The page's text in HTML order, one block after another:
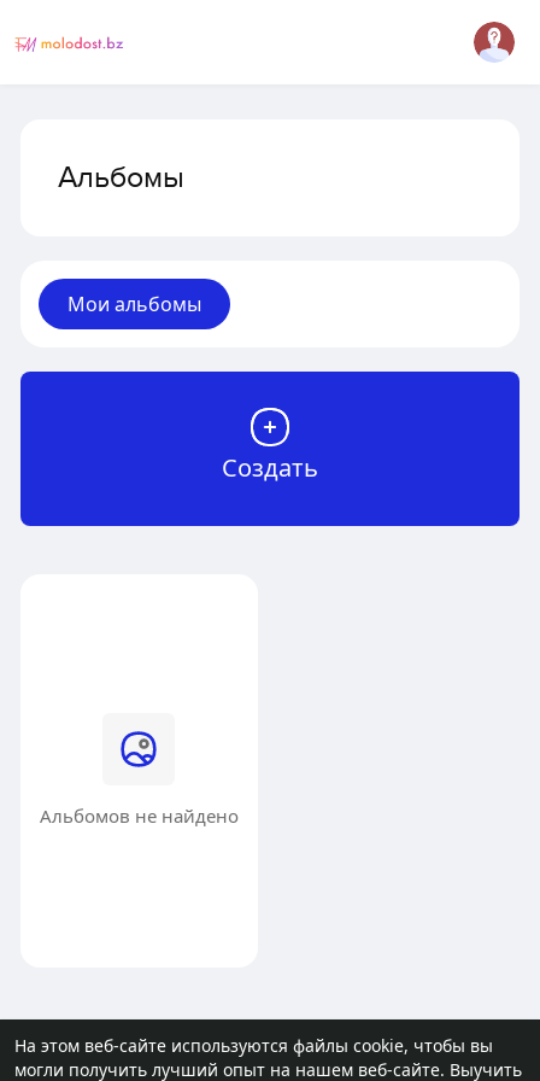
На этом веб-сайте используются файлы cookie, чтобы вы
могли получить лучший опыт на нашем веб-сайте. Выучить
Альбомы
Мои альбомы
Создать
Альбомов не найдено
© 2026 molodost.bz